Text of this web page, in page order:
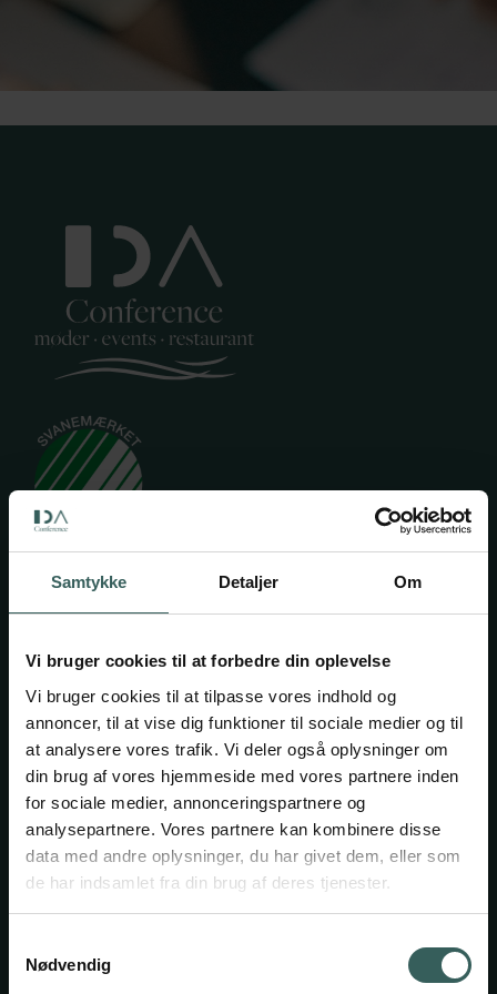
Samtykke Detaljer Om
Vi bruger cookies til at forbedre din oplevelse
Vi bruger cookies til at tilpasse vores indhold og
annoncer, til at vise dig funktioner til sociale medier og til
at analysere vores trafik. Vi deler også oplysninger om
din brug af vores hjemmeside med vores partnere inden
for sociale medier, annonceringspartnere og
analysepartnere. Vores partnere kan kombinere disse
data med andre oplysninger, du har givet dem, eller som
de har indsamlet fra din brug af deres tjenester.
Nødvendig
Kontakt
Kalvebod Brygge 31-33,
DK-1780 København V
CVR: 21139211
Reception:
+45 33 18 46 76
Booking
booking@ida.dk